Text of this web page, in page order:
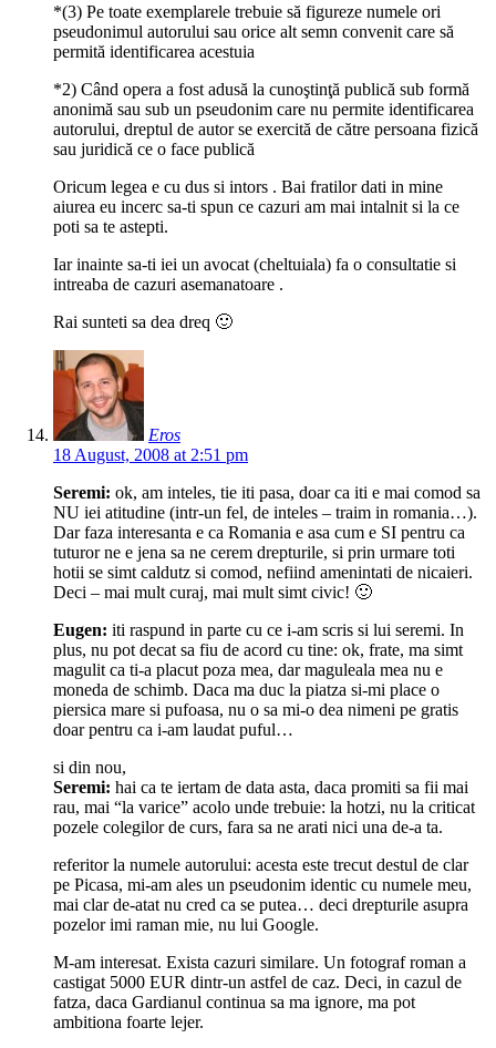
*(3) Pe toate exemplarele trebuie să figureze numele ori
pseudonimul autorului sau orice alt semn convenit care să
permită identificarea acestuia
*2) Când opera a fost adusă la cunoştinţă publică sub formă
anonimă sau sub un pseudonim care nu permite identificarea
autorului, dreptul de autor se exercită de către persoana fizică
sau juridică ce o face publică
Oricum legea e cu dus si intors . Bai fratilor dati in mine
aiurea eu incerc sa-ti spun ce cazuri am mai intalnit si la ce
poti sa te astepti.
Iar inainte sa-ti iei un avocat (cheltuiala) fa o consultatie si
intreaba de cazuri asemanatoare .
Rai sunteti sa dea dreq 🙂
Eros
18 August, 2008 at 2:51 pm
Seremi: ok, am inteles, tie iti pasa, doar ca iti e mai comod sa
NU iei atitudine (intr-un fel, de inteles – traim in romania…).
Dar faza interesanta e ca Romania e asa cum e SI pentru ca
tuturor ne e jena sa ne cerem drepturile, si prin urmare toti
hotii se simt caldutz si comod, nefiind amenintati de nicaieri.
Deci – mai mult curaj, mai mult simt civic! 🙂
Eugen: iti raspund in parte cu ce i-am scris si lui seremi. In
plus, nu pot decat sa fiu de acord cu tine: ok, frate, ma simt
magulit ca ti-a placut poza mea, dar maguleala mea nu e
moneda de schimb. Daca ma duc la piatza si-mi place o
piersica mare si pufoasa, nu o sa mi-o dea nimeni pe gratis
doar pentru ca i-am laudat puful…
si din nou,
Seremi: hai ca te iertam de data asta, daca promiti sa fii mai
rau, mai “la varice” acolo unde trebuie: la hotzi, nu la criticat
pozele colegilor de curs, fara sa ne arati nici una de-a ta.
referitor la numele autorului: acesta este trecut destul de clar
pe Picasa, mi-am ales un pseudonim identic cu numele meu,
mai clar de-atat nu cred ca se putea… deci drepturile asupra
pozelor imi raman mie, nu lui Google.
M-am interesat. Exista cazuri similare. Un fotograf roman a
castigat 5000 EUR dintr-un astfel de caz. Deci, in cazul de
fatza, daca Gardianul continua sa ma ignore, ma pot
ambitiona foarte lejer.